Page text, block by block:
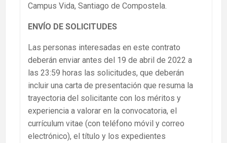
Campus Vida, Santiago de Compostela.
ENVÍO DE SOLICITUDES
Las personas interesadas en este contrato
deberán enviar antes del 19 de abril de 2022 a
las 23:59 horas las solicitudes, que deberán
incluir una carta de presentación que resuma la
trayectoria del solicitante con los méritos y
experiencia a valorar en la convocatoria, el
currículum vitae (con teléfono móvil y correo
electrónico), el título y los expedientes